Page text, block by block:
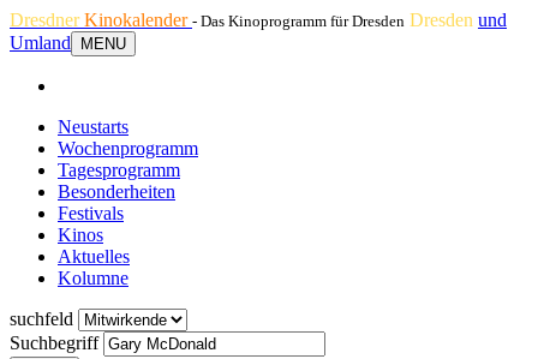
DresdnerKinokalender - Das Kinoprogramm für Dresden Dresden und
Umland
MENU
Neustarts
Wochenprogramm
Tagesprogramm
Besonderheiten
Festivals
Kinos
Aktuelles
Kolumne
suchfeld
Suchbegriff